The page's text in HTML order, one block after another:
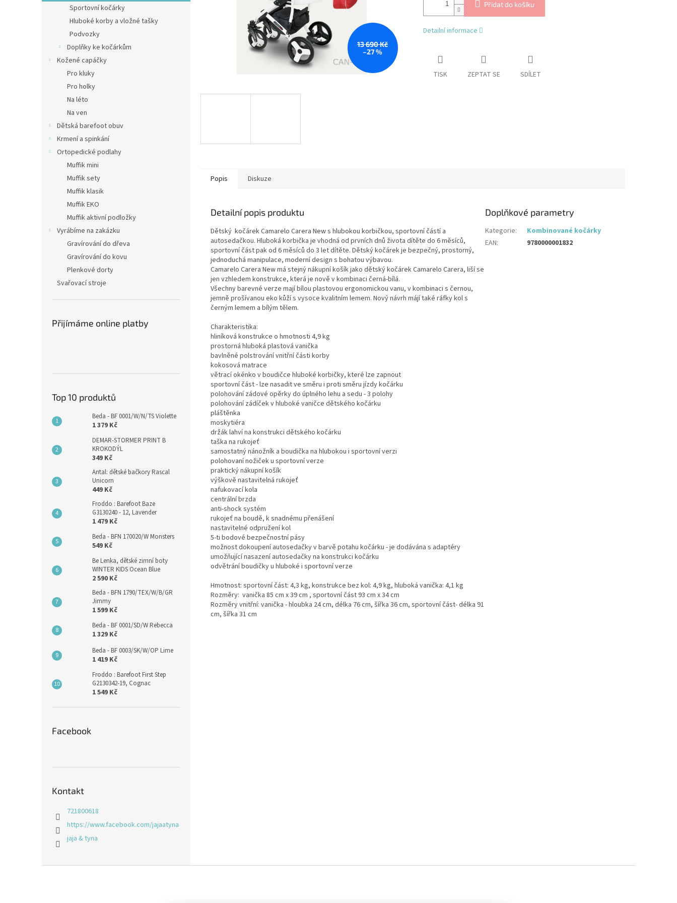
n
Sportovní kočárky
Hluboké korby a vložné tašky
Podvozky
Doplňky ke kočárkům
Kožené capáčky
Pro kluky
Pro holky
Na léto
Na ven
Dětská barefoot obuv
Krmení a spinkání
Ortopedické podlahy
Muffik mini
Muffik sety
Muffik klasik
Muffik EKO
Muffik aktivní podložky
Vyrábíme na zakázku
Gravírování do dřeva
Gravírování do kovu
Plenkové dorty
Svařovací stroje
Přijímáme online platby
Top 10 produktů
Beda - BF 0001/W/N/TS Violette
1 379 Kč
DEMAR-STORMER PRINT B
KROKODÝL
349 Kč
Antal: dětské bačkory Rascal
Unicorn
449 Kč
Froddo : Barefoot Baze
G3130240 - 12, Lavender
1 479 Kč
Beda - BFN 170020/W Monsters
549 Kč
Be Lenka, dětské zimní boty
WINTER KIDS Ocean Blue
2 590 Kč
Beda - BFN 1790/TEX/W/B/GR
Jimmy
1 599 Kč
Beda - BF 0001/SD/W Rebecca
1 329 Kč
Beda - BF 0003/SK/W/OP Lime
1 419 Kč
Froddo : Barefoot First Step
G2130342-19, Cognac
1 549 Kč
Facebook
Kontakt
721800618
https://www.facebook.com/jajaatyna
jaja & tyna
13 690 Kč
–27 %
Přidat do košíku
Detailní informace
TISK ZEPTAT SE SDÍLET
Popis Diskuze
Detailní popis produktu
Dětský kočárek Camarelo Carera New s hlubokou korbičkou, sportovní částí a
autosedačkou. Hluboká korbička je vhodná od prvních dnů života dítěte do 6 měsíců,
sportovní část pak od 6 měsíců do 3 let dítěte. Dětský kočárek je bezpečný, prostorný,
jednoduchá manipulace, moderní design s bohatou výbavou.
Camarelo Carera New má stejný nákupní košík jako dětský kočárek Camarelo Carera, liší se
jen vzhledem konstrukce, která je nově v kombinaci černá-bílá.
Všechny barevné verze mají bílou plastovou ergonomickou vanu, v kombinaci s černou,
jemně prošívanou eko kůží s vysoce kvalitním lemem. Nový návrh májí také ráfky kol s
černým lemem a bílým tělem.
Charakteristika:
hliníková konstrukce o hmotnosti 4,9 kg
prostorná hluboká plastová vanička
bavlněné polstrování vnitřní části korby
kokosová matrace
větrací okénko v boudičce hluboké korbičky, které lze zapnout
sportovní část - lze nasadit ve směru i proti směru jízdy kočárku
polohování zádové opěrky do úplného lehu a sedu - 3 polohy
polohování zádíček v hluboké vaničce dětského kočárku
pláštěnka
moskytiéra
držák lahví na konstrukci dětského kočárku
taška na rukojeť
samostatný nánožník a boudička na hlubokou i sportovní verzi
polohovaní nožiček u sportovní verze
praktický nákupní košík
výškově nastavitelná rukojeť
nafukovací kola
centrální brzda
anti-shock systém
rukojeť na boudě, k snadnému přenášení
nastavitelné odpružení kol
5-ti bodové bezpečnostní pásy
možnost dokoupení autosedačky v barvě potahu kočárku - je dodávána s adaptéry
umožňující nasazení autosedačky na konstrukci kočárku
odvětrání boudičky u hluboké i sportovní verze
Hmotnost: sportovní část: 4,3 kg, konstrukce bez kol: 4,9 kg, hluboká vanička: 4,1 kg
Rozměry: vanička 85 cm x 39 cm , sportovní část 93 cm x 34 cm
Rozměry vnitřní: vanička - hloubka 24 cm, délka 76 cm, šířka 36 cm, sportovní část- délka 91
cm, šířka 31 cm
Doplňkové parametry
Kategorie:
Kombinované kočárky
EAN: 9780000001832